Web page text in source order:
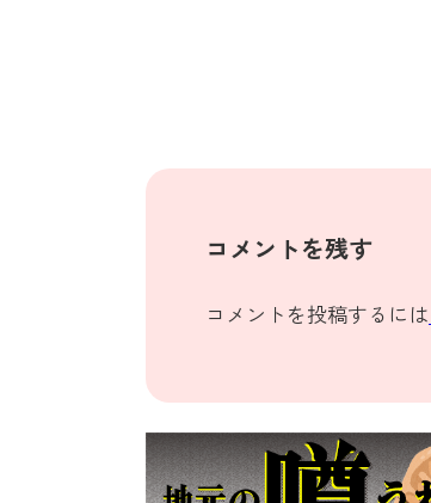
コメントを残す
コメントを投稿するには